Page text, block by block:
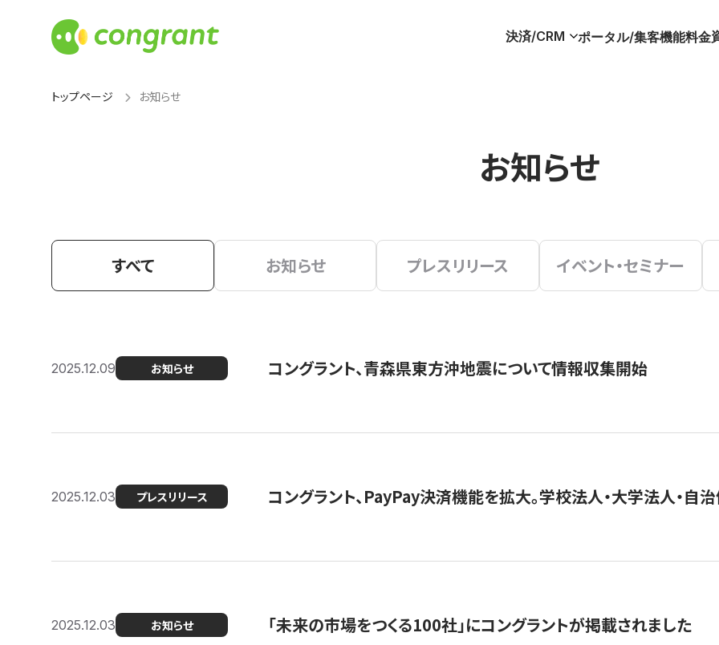
決済/CRM ポータル/集客機能料金
トップページ お知らせ
お知らせ
すべて お知らせ プレスリリース イベント・セミナー
2025.12.09 お知らせ コングラント、青森県東方沖地震について情報収集開始
2025.12.03 プレスリリース コングラント、PayPay決済機能を拡大。学校法人・大学法人・
2025.12.03 お知らせ 「未来の市場をつくる100社」にコングラントが掲載されました